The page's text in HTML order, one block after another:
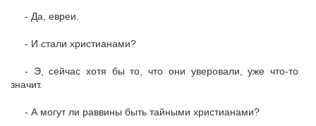
- Да, евреи.
- И стали христианами?
- Э, сейчас хотя бы то, что они уверовали, уже что-то
значит.
- А могут ли раввины быть тайными христианами?